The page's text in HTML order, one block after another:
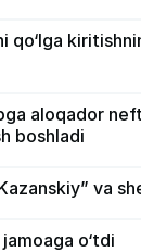
qo‘lga
aloqador
boshladi
va
jamoaga o‘tdi